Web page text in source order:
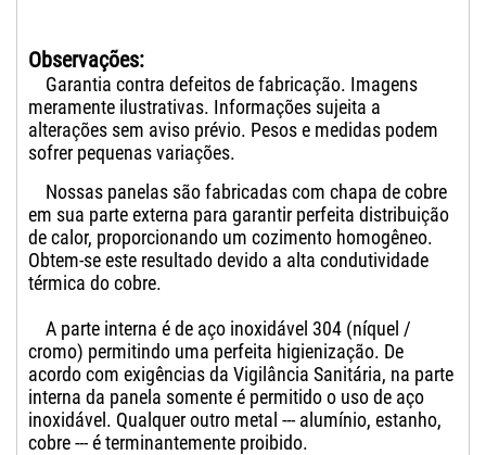
Observações:
Garantia contra defeitos de fabricação. Imagens
meramente ilustrativas. Informações sujeita a
alterações sem aviso prévio. Pesos e medidas podem
sofrer pequenas variações.
Nossas panelas são fabricadas com chapa de cobre
em sua parte externa para garantir perfeita distribuição
de calor, proporcionando um cozimento homogêneo.
Obtem-se este resultado devido a alta condutividade
térmica do cobre.
A parte interna é de aço inoxidável 304 (níquel /
cromo) permitindo uma perfeita higienização. De
acordo com exigências da Vigilância Sanitária, na parte
interna da panela somente é permitido o uso de aço
inoxidável. Qualquer outro metal --- alumínio, estanho,
cobre --- é terminantemente proibido.